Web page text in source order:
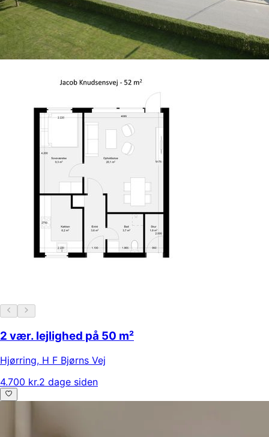
2 vær. lejlighed på 50 m²
Hjørring, H F Bjørns Vej
4.700 kr.2 dage siden